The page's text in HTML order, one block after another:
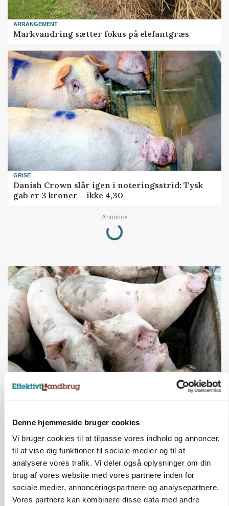
Denne hjemmeside bruger cookies
Vi bruger cookies til at tilpasse vores indhold og annoncer,
til at vise dig funktioner til sociale medier og til at
analysere vores trafik. Vi deler også oplysninger om din
brug af vores website med vores partnere inden for
sociale medier, annonceringspartnere og analysepartnere.
Vores partnere kan kombinere disse data med andre
ARRANGEMENT
Markvandring sætter fokus på elefantgræs
GRISE
Danish Crown slår igen i noteringsstrid: Tysk
gab er 3 kroner – ikke 4,30
Annonce
Loading...
MARKED
Grisenoteringen står stille
Annonce